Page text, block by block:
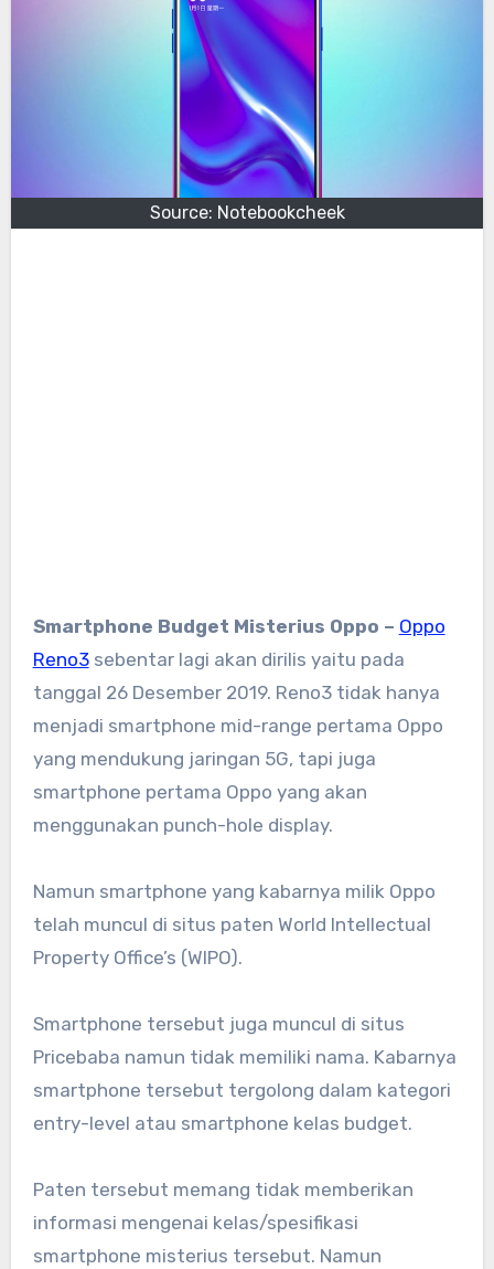
Source: Notebookcheek
Smartphone Budget Misterius Oppo – Oppo
Reno3sebentar lagi akan dirilis yaitu pada
tanggal 26 Desember 2019. Reno3 tidak hanya
menjadi smartphone mid-range pertama Oppo
yang mendukung jaringan 5G, tapi juga
smartphone pertama Oppo yang akan
menggunakan punch-hole display.
Namun smartphone yang kabarnya milik Oppo
telah muncul di situs paten World Intellectual
Property Office’s (WIPO).
Smartphone tersebut juga muncul di situs
Pricebaba namun tidak memiliki nama. Kabarnya
smartphone tersebut tergolong dalam kategori
entry-level atau smartphone kelas budget.
Paten tersebut memang tidak memberikan
informasi mengenai kelas/spesifikasi
smartphone misterius tersebut. Namun